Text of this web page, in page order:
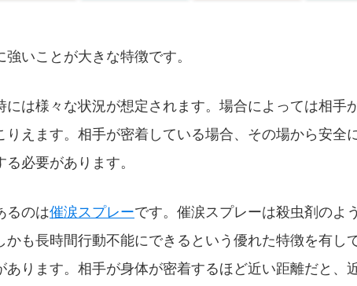
いことが大きな特徴です。
には様々な状況が想定されます。場合によっては相手
りえます。相手が密着している場合、その場から安全
必要があります。
るのは催涙スプレーです。催涙スプレーは殺虫剤のよ
かも長時間行動不能にできるという優れた特徴を有し
あります。相手が身体が密着するほど近い距離だと、